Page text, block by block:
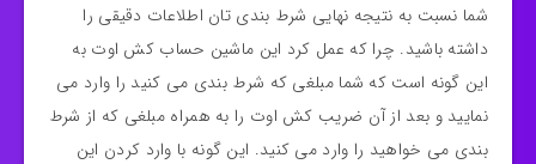
شما نسبت به نتیجه نهایی شرط بندی تان اطلاعات دقیقی را
داشته باشید. چرا که عمل کرد این ماشین حساب کش اوت به
این گونه است که شما مبلغی که شرط بندی می کنید را وارد می
نمایید و بعد از آن ضریب کش اوت را به همراه مبلغی که از شرط
بندی می خواهید را وارد می کنید. این گونه با وارد کردن این